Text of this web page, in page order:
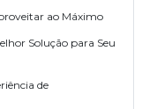
ao Máximo
Solução para Seu
de